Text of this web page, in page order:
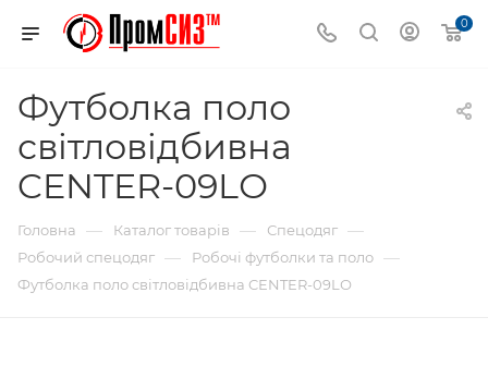
0
Футболка поло
світловідбивна
CENTER-09LО
Головна — Каталог товарів — Спецодяг —
Робочий спецодяг — Робочі футболки та поло —
Футболка поло світловідбивна CENTER-09LО